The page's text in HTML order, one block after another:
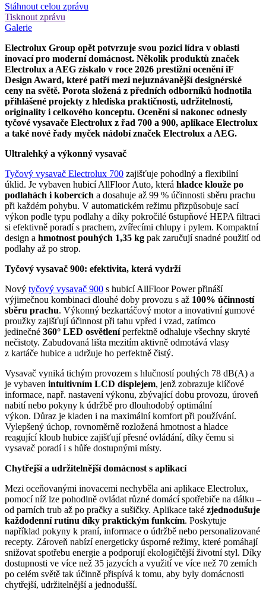
Stáhnout celou zprávu
Tisknout zprávu
Galerie
Electrolux Group opět potvrzuje svou pozici lídra v oblasti
inovací pro moderní domácnost. Několik produktů značek
Electrolux a AEG získalo v roce 2026 prestižní ocenění iF
Design Award, které patří mezi nejuznávanější designérské
ceny na světě. Porota složená z předních odborníků hodnotila
přihlášené projekty z hlediska praktičnosti, udržitelnosti,
originality i celkového konceptu. Ocenění si nakonec odnesly
tyčové vysavače Electrolux z řad 700 a 900, aplikace Electrolux
a také nové řady myček nádobí značek Electrolux a AEG.
Ultralehký a výkonný vysavač
Tyčový vysavač Electrolux 700 zajišťuje pohodlný a flexibilní
úklid. Je vybaven hubicí AllFloor Auto, která hladce klouže po
podlahách i kobercích a dosahuje až 99 % účinnosti sběru prachu
při každém pohybu. V automatickém režimu přizpůsobuje sací
výkon podle typu podlahy a díky pokročilé 6stupňové HEPA filtraci
si efektivně poradí s prachem, zvířecími chlupy i pylem. Kompaktní
design a hmotnost pouhých 1,35 kg pak zaručují snadné použití od
podlahy až po strop.
Tyčový vysavač 900: efektivita, která vydrží
Nový tyčový vysavač 900 s hubicí AllFloor Power přináší
výjimečnou kombinaci dlouhé doby provozu s až 100% účinností
sběru prachu. Výkonný bezkartáčový motor a inovativní gumové
proužky zajišťují účinnost při tahu vpřed i vzad, zatímco
jedinečné 360° LED osvětleníperfektně odhaluje všechny skryté
nečistoty. Zabudovaná lišta mezitím aktivně odmotává vlasy
z kartáče hubice a udržuje ho perfektně čistý.
Vysavač vyniká tichým provozem s hlučností pouhých 78 dB(A) a
je vybaven intuitivním LCD displejem, jenž zobrazuje klíčové
informace, např. nastavení výkonu, zbývající dobu provozu, úroveň
nabití nebo pokyny k údržbě pro dlouhodobý optimální
výkon. Důraz je kladen i na maximální komfort při používání.
Vylepšený úchop, rovnoměrně rozložená hmotnost a hladce
reagující kloub hubice zajišťují přesné ovládání, díky čemu si
vysavač poradí i s hůře dostupnými místy.
Chytřejší a udržitelnější domácnost s aplikací
Mezi oceňovanými inovacemi nechyběla ani aplikace Electrolux,
pomocí níž lze pohodlně ovládat různé domácí spotřebiče na dálku –
od parních trub až po pračky a sušičky. Aplikace také zjednodušuje
každodenní rutinu díky praktickým funkcím. Poskytuje
například pokyny k praní, informace o údržbě nebo personalizované
recepty. Zároveň nabízí energeticky úsporné režimy, které pomáhají
snižovat spotřebu energie a podporují ekologičtější životní styl. Díky
dostupnosti ve více než 35 jazycích a využití ve více než 70 zemích
po celém světě tak účinně přispívá k tomu, aby byly domácnosti
chytřejší, udržitelnější a jednodušší.